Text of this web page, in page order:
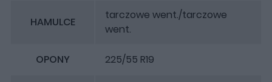
HAMULCE
tarczowe went./tarczowe
went.
OPONY 225/55 R19